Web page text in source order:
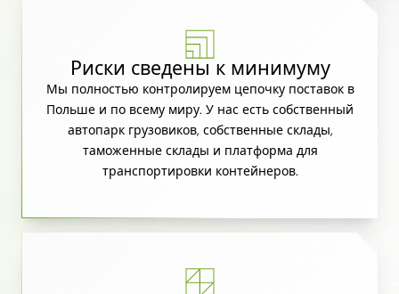
Риски сведены к минимуму
Мы полностью контролируем цепочку поставок в
Польше и по всему миру. У нас есть собственный
автопарк грузовиков, собственные склады,
таможенные склады и платформа для
транспортировки контейнеров.